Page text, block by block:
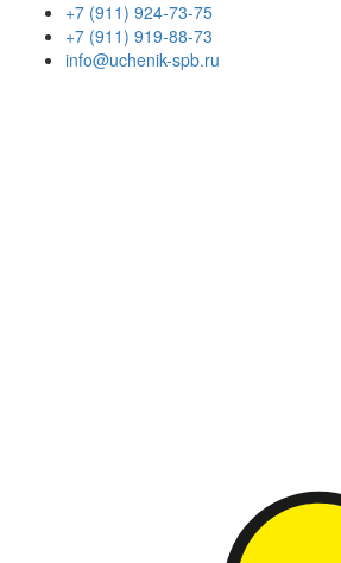
+7 (911) 924-73-75
+7 (911) 919-88-73
info@uchenik-spb.ru